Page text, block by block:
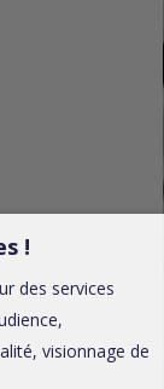
!
des services
visionnage de